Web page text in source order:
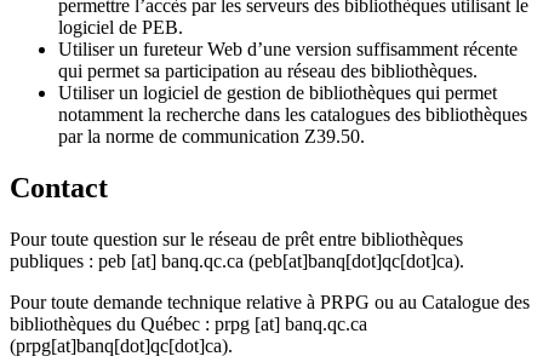
permettre l’accès par les serveurs des bibliothèques utilisant le
logiciel de PEB.
Utiliser un fureteur Web d’une version suffisamment récente
qui permet sa participation au réseau des bibliothèques.
Utiliser un logiciel de gestion de bibliothèques qui permet
notamment la recherche dans les catalogues des bibliothèques
par la norme de communication Z39.50.
Contact
Pour toute question sur le réseau de prêt entre bibliothèques
publiques : peb [at] banq.qc.ca (peb[at]banq[dot]qc[dot]ca).
Pour toute demande technique relative à PRPG ou au Catalogue des
bibliothèques du Québec : prpg [at] banq.qc.ca
(prpg[at]banq[dot]qc[dot]ca).